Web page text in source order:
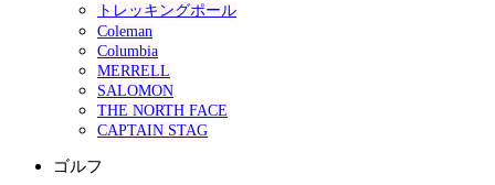
トレッキングポール
Coleman
Columbia
MERRELL
SALOMON
THE NORTH FACE
CAPTAIN STAG
ゴルフ